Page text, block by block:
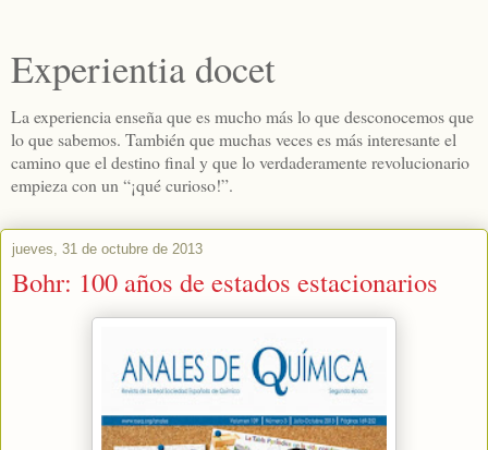
Experientia docet
La experiencia enseña que es mucho más lo que desconocemos que
lo que sabemos. También que muchas veces es más interesante el
camino que el destino final y que lo verdaderamente revolucionario
empieza con un “¡qué curioso!”.
jueves, 31 de octubre de 2013
Bohr: 100 años de estados estacionarios